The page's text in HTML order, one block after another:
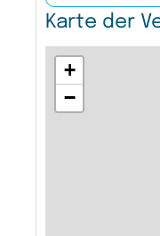
Karte der
+
−